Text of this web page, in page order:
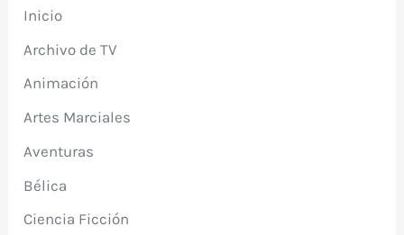
Inicio
Archivo de TV
Animación
Artes Marciales
Aventuras
Bélica
Ciencia Ficción